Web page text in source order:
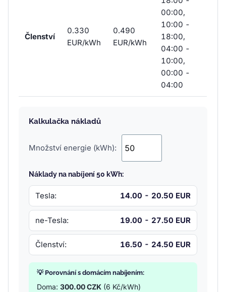
Členství
0.330
EUR/kWh
0.490
EUR/kWh
00:00,
10:00 -
18:00,
04:00 -
10:00,
00:00 -
04:00
Kalkulačka nákladů
Množství energie (kWh):
Náklady na nabíjení 50 kWh:
Tesla: 14.00 - 20.50 EUR
ne-Tesla: 19.00 - 27.50 EUR
Členství: 16.50 - 24.50 EUR
💡 Porovnání s domácím nabíjením:
Doma: 300.00 CZK (6 Kč/kWh)